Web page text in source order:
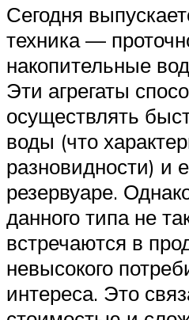
Сегодня
техника —
накопительные
Эти агрегаты
осуществлять
воды (что
разновидности) и
резервуаре.
данного типа не
встречаются в
невысокого
интереса. Это